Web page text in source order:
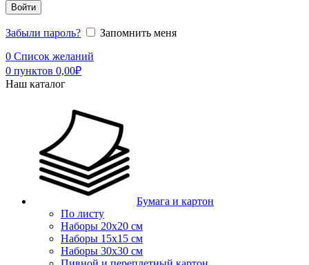
Войти
Забыли пароль?
Запомнить меня
0 Список желаний
0 пунктов 0,00₽
Наш каталог
Бумага и картон
По листу
Наборы 20х20 см
Наборы 15х15 см
Наборы 30х30 см